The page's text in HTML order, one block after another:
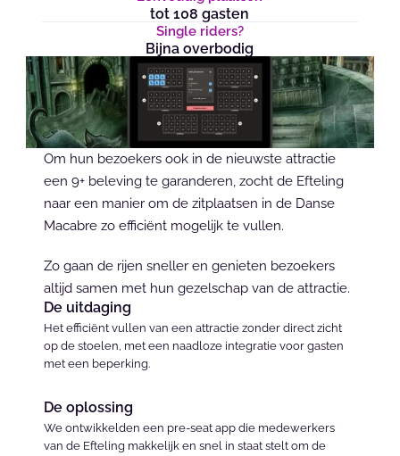
tot 108 gasten
Single riders?
Bijna overbodig
Om hun bezoekers ook in de nieuwste attractie
een 9+ beleving te garanderen, zocht de Efteling
naar een manier om de zitplaatsen in de Danse
Macabre zo efficiënt mogelijk te vullen.
Zo gaan de rijen sneller en genieten bezoekers
altijd samen met hun gezelschap van de attractie.
De uitdaging
Het efficiënt vullen van een attractie zonder direct zicht
op de stoelen, met een naadloze integratie voor gasten
met een beperking.
De oplossing
We ontwikkelden een pre-seat app die medewerkers
van de Efteling makkelijk en snel in staat stelt om de